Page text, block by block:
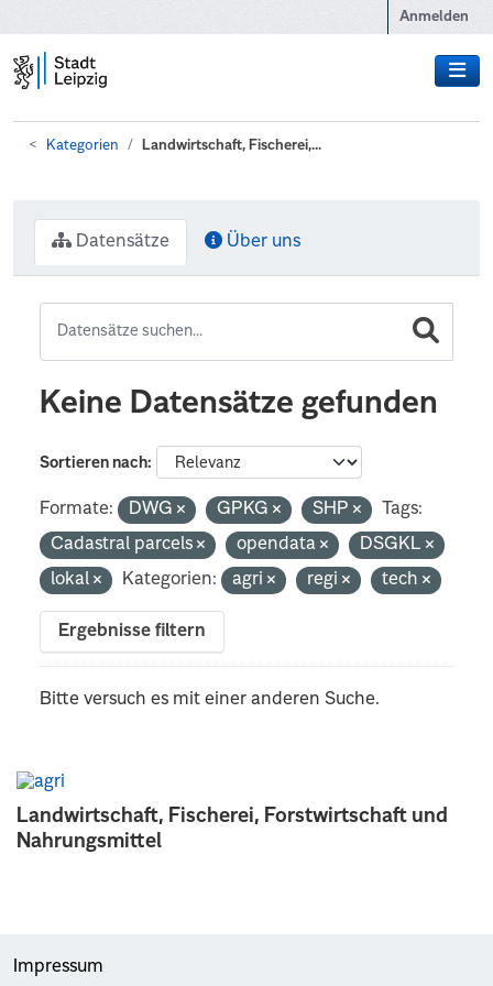
Anmelden
Kategorien Landwirtschaft, Fischerei,...
Landwirtschaft, Fischerei, Forstwirtschaft und
Nahrungsmittel
Datensätze Über uns
Keine Datensätze gefunden
Sortieren nach
Formate: DWG GPKG SHP
Tags:
Cadastral parcels
opendata
DSGKL
lokal
Kategorien: agri regi tech
Ergebnisse filtern
Bitte versuch es mit einer anderen Suche.
Impressum